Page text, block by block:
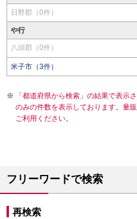
日野郡（0件）
や行
八頭郡（0件）
米子市（3件）
「都道府県から検索」の結果で表示
のみの件数を表示しております。量
ご利用ください。
フリーワードで検索
再検索